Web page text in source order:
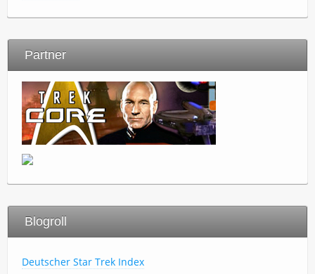
Partner
Blogroll
Deutscher Star Trek Index